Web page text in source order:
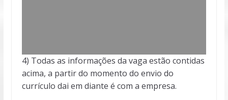
4) Todas as informações da vaga estão contidas
acima, a partir do momento do envio do
currículo dai em diante é com a empresa.